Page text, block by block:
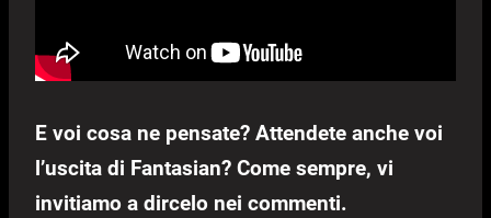
E voi cosa ne pensate? Attendete anche voi
l’uscita di Fantasian? Come sempre, vi
invitiamo a dircelo nei commenti.